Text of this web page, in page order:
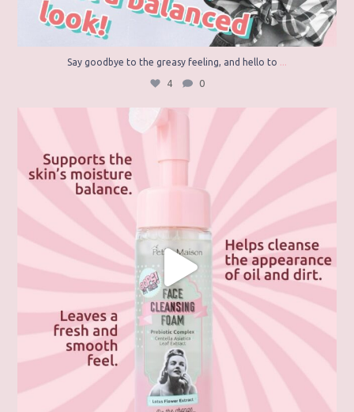
Say goodbye to the greasy feeling, and hello to ...
4
0
Are you ready to gently purify your skin? 🫧
2